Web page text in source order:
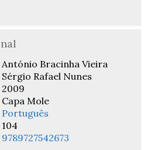
António Bracinha Vieira
Sérgio Rafael Nunes
2009
Capa Mole
Português
104
9789727542673